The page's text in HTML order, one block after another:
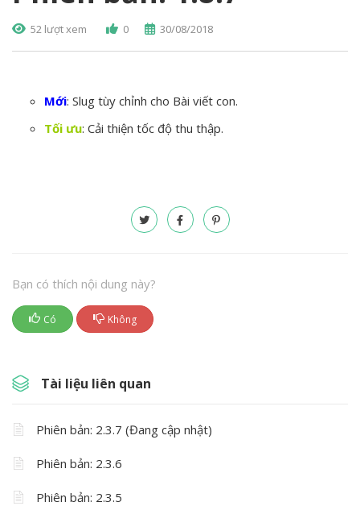
52 lượt xem 0 30/08/2018
Mới: Slug tùy chỉnh cho Bài viết con.
Tối ưu: Cải thiện tốc độ thu thập.
Bạn có thích nội dung này?
Có Không
Tài liệu liên quan
Phiên bản: 2.3.7 (Đang cập nhật)
Phiên bản: 2.3.6
Phiên bản: 2.3.5